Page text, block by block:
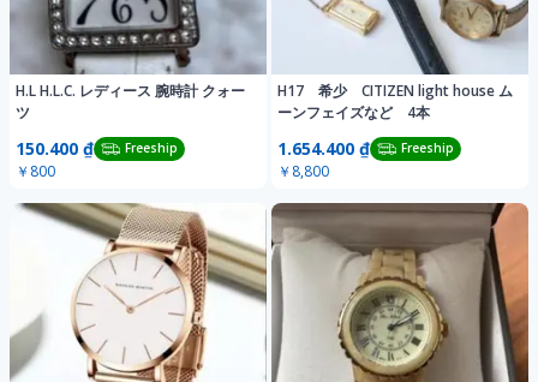
H.L H.L.C. レディース 腕時計 クォー
ツ
150.400 ₫ Freeship
￥800
H17 希少 CITIZEN light house ム
ーンフェイズなど 4本
1.654.400 ₫ Freeship
￥8,800